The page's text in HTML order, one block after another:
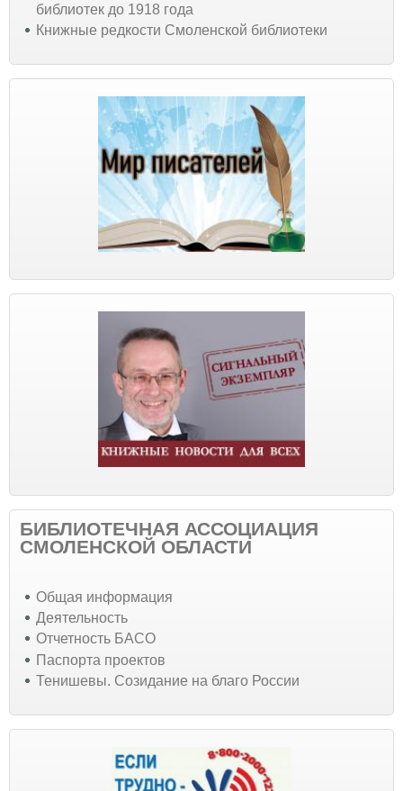
библиотек до 1918 года
Книжные редкости Смоленской библиотеки
БИБЛИОТЕЧНАЯ АССОЦИАЦИЯ
СМОЛЕНСКОЙ ОБЛАСТИ
Общая информация
Деятельность
Отчетность БАСО
Паспорта проектов
Тенишевы. Созидание на благо России